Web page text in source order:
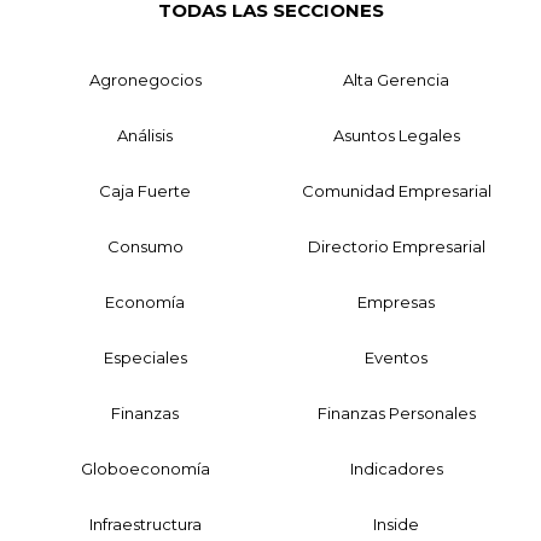
TODAS LAS SECCIONES
Agronegocios Alta Gerencia
Análisis Asuntos Legales
Caja Fuerte Comunidad Empresarial
Consumo Directorio Empresarial
Economía Empresas
Especiales Eventos
Finanzas Finanzas Personales
Globoeconomía Indicadores
Infraestructura Inside